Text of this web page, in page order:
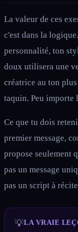
La valeur de ces
c'est dans la
personnalité, ton
doux utilisera une
créatrice au ton
taquin. Peu importe
Ce que tu dois
premier message,
propose seulement
pas un message
pas un script à
💡LA VRAIE